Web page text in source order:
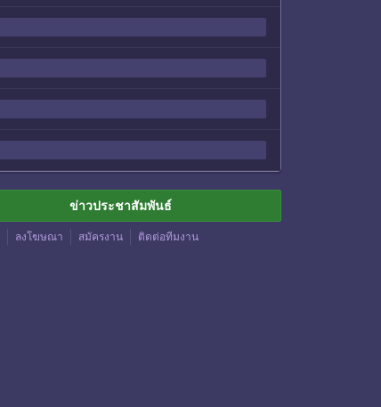
ข่าวประชาสัมพันธ์
ลงโฆษณา สมัครงาน ติดต่อทีมงาน